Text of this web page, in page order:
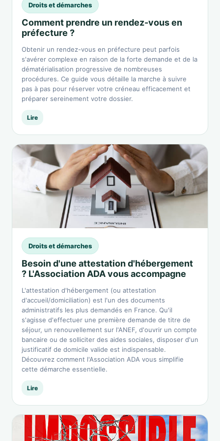
Droits et démarches
Comment prendre un rendez-vous en
préfecture ?
Obtenir un rendez-vous en préfecture peut parfois
s'avérer complexe en raison de la forte demande et de la
dématérialisation progressive de nombreuses
procédures. Ce guide vous détaille la marche à suivre
pas à pas pour réserver votre créneau efficacement et
préparer sereinement votre dossier.
Lire
Droits et démarches
Besoin d'une attestation d'hébergement
? L'Association ADA vous accompagne
L'attestation d'hébergement (ou attestation
d'accueil/domiciliation) est l'un des documents
administratifs les plus demandés en France. Qu'il
s'agisse d'effectuer une première demande de titre de
séjour, un renouvellement sur l'ANEF, d'ouvrir un compte
bancaire ou de solliciter des aides sociales, disposer d'un
justificatif de domicile valide est indispensable.
Découvrez comment l'Association ADA vous simplifie
cette démarche essentielle.
Lire